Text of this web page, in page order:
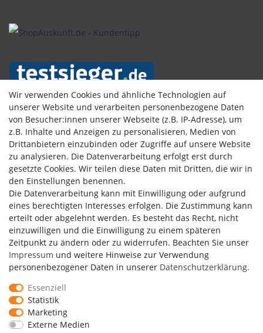
Kundenbewertungen
Wir verwenden Cookies und ähnliche Technologien auf
unserer Website und verarbeiten personenbezogene Daten
von Besucher:innen unserer Webseite (z.B. IP-Adresse), um
z.B. Inhalte und Anzeigen zu personalisieren, Medien von
Drittanbietern einzubinden oder Zugriffe auf unsere Website
zu analysieren. Die Datenverarbeitung erfolgt erst durch
gesetzte Cookies. Wir teilen diese Daten mit Dritten, die wir in
den Einstellungen benennen.
Die Datenverarbeitung kann mit Einwilligung oder aufgrund
eines berechtigten Interesses erfolgen. Die Zustimmung kann
erteilt oder abgelehnt werden. Es besteht das Recht, nicht
einzuwilligen und die Einwilligung zu einem späteren
Zeitpunkt zu ändern oder zu widerrufen. Beachten Sie unser
Impressum und weitere Hinweise zur Verwendung
personenbezogener Daten in unserer Daten­schutz­erklärung.
Essenziell
Statistik
Marketing
Externe Medien